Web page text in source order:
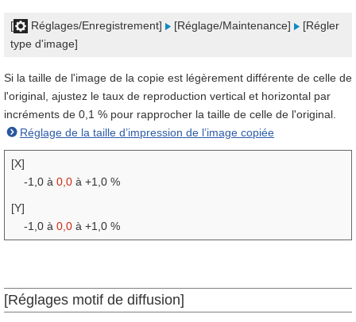
[ Réglages/Enregistrement] [Réglage/Maintenance]
[Régler
type d'image]
Si la taille de l'image de la copie est légèrement différente de celle de
l'original, ajustez le taux de reproduction vertical et horizontal par
incréments de 0,1 % pour rapprocher la taille de celle de l'original.
Réglage de la taille d’impression de l’image copiée
[X]
-1,0 à 0,0 à +1,0 %
[Y]
-1,0 à 0,0 à +1,0 %
[Réglages motif de diffusion]